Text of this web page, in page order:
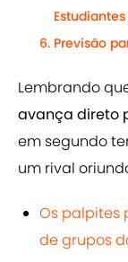
Estudiantes
Previsão
Lembrando
avança direto
em segundo
um rival
Os palpites
de grupos